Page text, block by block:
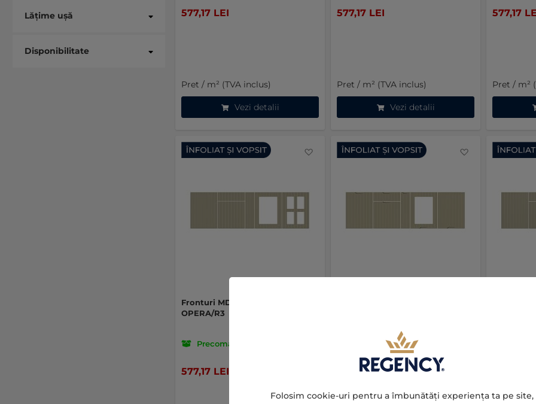
577,17 LEI
Pret / m² (TVA inclus)
Vezi detalii
577,17 LEI
Pret / m² (TVA inclus)
Vezi detalii
577,17
Pret / m²
Fronturi MDF Diamond |
OPERA/R3
Precomanda
577,17 LEI
Favorite
Precomanda
577,17 LEI
Favorite
Fronturi
Lățime ușă
Disponibilitate
Folosim cookie-uri pentru a îmbunătăți experiența ta pe site,